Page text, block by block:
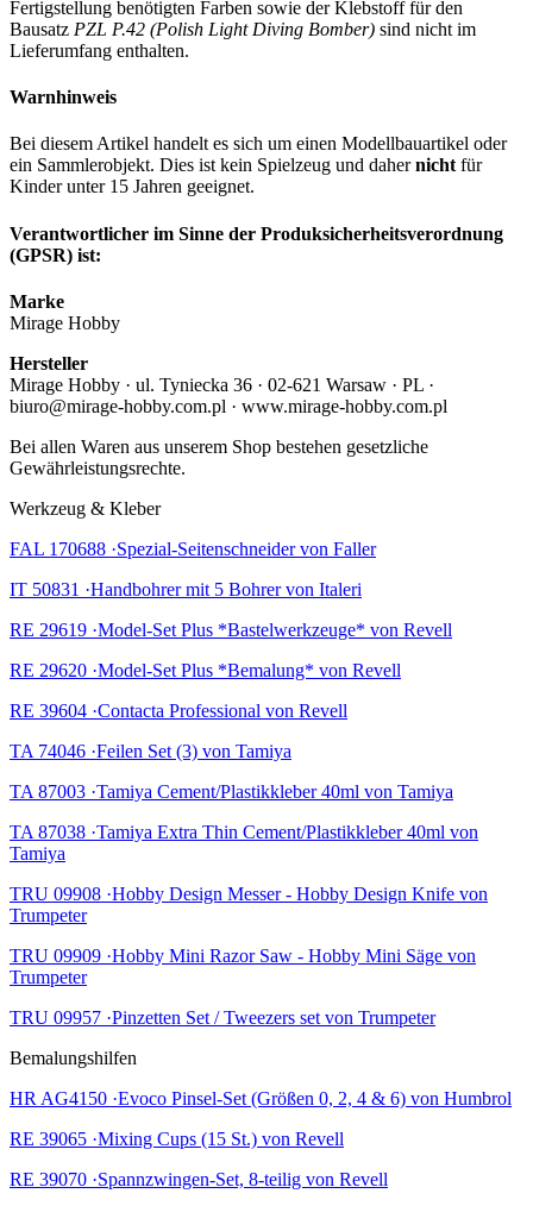
Fertigstellung benötigten Farben sowie der Klebstoff für den
Bausatz PZL P.42 (Polish Light Diving Bomber) sind nicht im
Lieferumfang enthalten.
Warnhinweis
Bei diesem Artikel handelt es sich um einen Modellbauartikel oder
ein Sammlerobjekt. Dies ist kein Spielzeug und dahernicht für
Kinder unter 15 Jahren geeignet.
Verantwortlicher im Sinne der Produksicherheitsverordnung
(GPSR) ist:
Marke
Mirage Hobby
Hersteller
Mirage Hobby · ul. Tyniecka 36 · 02-621 Warsaw · PL ·
biuro@mirage-hobby.com.pl · www.mirage-hobby.com.pl
Bei allen Waren aus unserem Shop bestehen gesetzliche
Gewährleistungsrechte.
Werkzeug & Kleber
FAL 170688 ·Spezial-Seitenschneider von Faller
IT 50831 ·Handbohrer mit 5 Bohrer von Italeri
RE 29619 ·Model-Set Plus *Bastelwerkzeuge* von Revell
RE 29620 ·Model-Set Plus *Bemalung* von Revell
RE 39604 ·Contacta Professional von Revell
TA 74046 ·Feilen Set (3) von Tamiya
TA 87003 ·Tamiya Cement/Plastikkleber 40ml von Tamiya
TA 87038 ·Tamiya Extra Thin Cement/Plastikkleber 40ml von
Tamiya
TRU 09908 ·Hobby Design Messer - Hobby Design Knife von
Trumpeter
TRU 09909 ·Hobby Mini Razor Saw - Hobby Mini Säge von
Trumpeter
TRU 09957 ·Pinzetten Set / Tweezers set von Trumpeter
Bemalungshilfen
HR AG4150 ·Evoco Pinsel-Set (Größen 0, 2, 4 & 6) von Humbrol
RE 39065 ·Mixing Cups (15 St.) von Revell
RE 39070 ·Spannzwingen-Set, 8-teilig von Revell